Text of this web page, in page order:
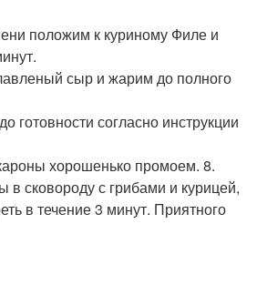
положим к куриному Филе и
сыр и жарим до полного
готовности согласно инструкции
хорошенько промоем. 8.
сковороду с грибами и курицей,
в течение 3 минут. Приятного